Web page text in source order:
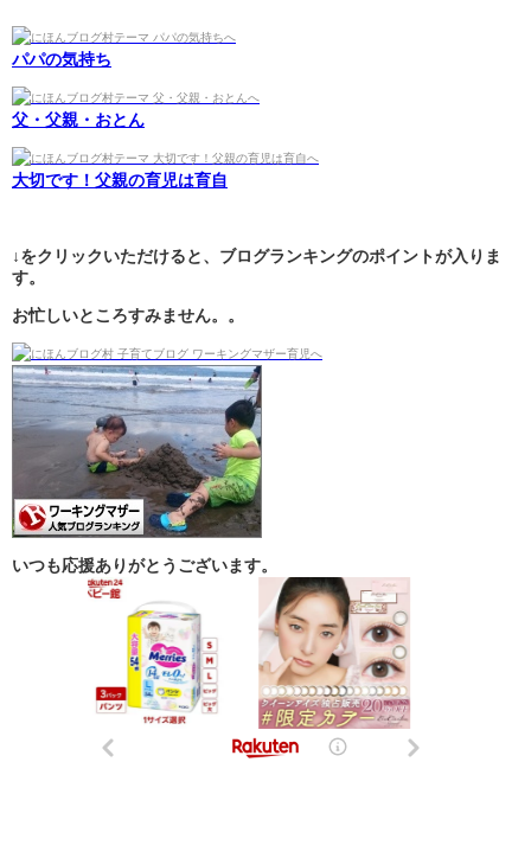
パパの気持ち
父・父親・おとん
大切です！父親の育児は育自
↓をクリックいただけると、ブログランキングのポイントが入りま
す。
お忙しいところすみません。。
いつも応援ありがとうございます。